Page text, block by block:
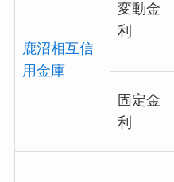
鹿沼相互信
用金庫
変動金
利
固定金
利